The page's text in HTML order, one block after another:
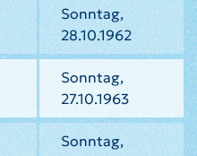
Sonntag,
28.10.1962
Sonntag,
27.10.1963
Sonntag,